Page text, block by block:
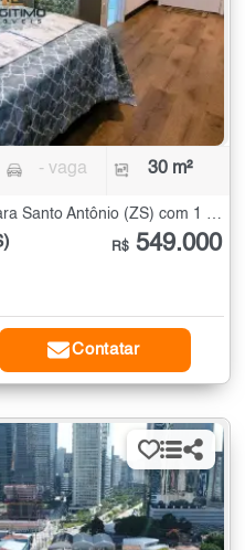
- vaga 30 m²
R$ 549.000
Contatar